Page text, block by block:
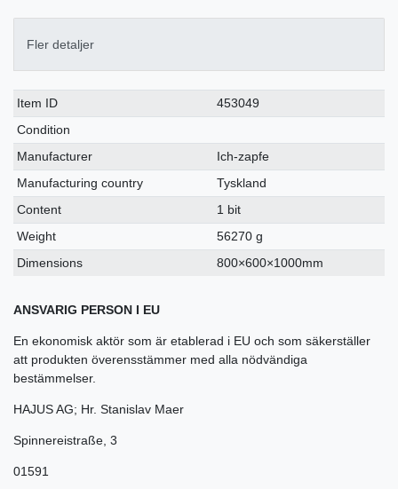
Fler detaljer
Ceres::Template.singleItemTechnicalDataAttribute
Ceres::Template.singleItemTechnicalDataValue
Item ID
453049
Condition
Manufacturer
Ich-zapfe
Manufacturing country
Tyskland
Content
1 bit
Weight
56270 g
Dimensions
800×600×1000mm
ANSVARIG PERSON I EU
En ekonomisk aktör som är etablerad i EU och som säkerställer
att produkten överensstämmer med alla nödvändiga
bestämmelser.
HAJUS AG; Hr. Stanislav Maer
Spinnereistraße 3
01591